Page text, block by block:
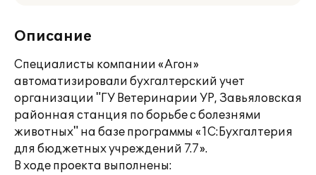
Описание
Специалисты компании «Агон»
автоматизировали бухгалтерский учет
организации "ГУ Ветеринарии УР, Завьяловская
районная станция по борьбе с болезнями
животных" на базе программы «1С:Бухгалтерия
для бюджетных учреждений 7.7».
В ходе проекта выполнены: